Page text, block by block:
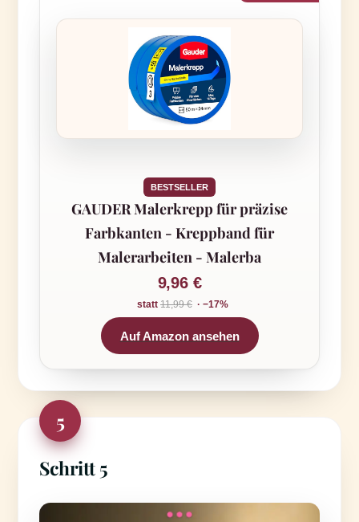
BESTSELLER
GAUDER Malerkrepp für präzise
Farbkanten - Kreppband für
Malerarbeiten - Malerba
9,96 €
statt 11,99 € · −17%
Auf Amazon ansehen
5
Schritt 5